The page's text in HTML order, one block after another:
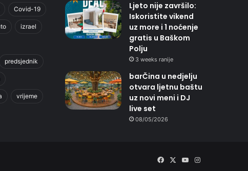
Covid-19
izrael
predsjednik
vrijeme
Ljeto nije završilo:
Iskoristite vikend
uz more i 1 noćenje
gratis u Baškom
Polju
3 weeks ranije
barČina u nedjelju
otvara ljetnu baštu
uz novi meni i DJ
live set
08/05/2026
FacebookYouTubeInstagram